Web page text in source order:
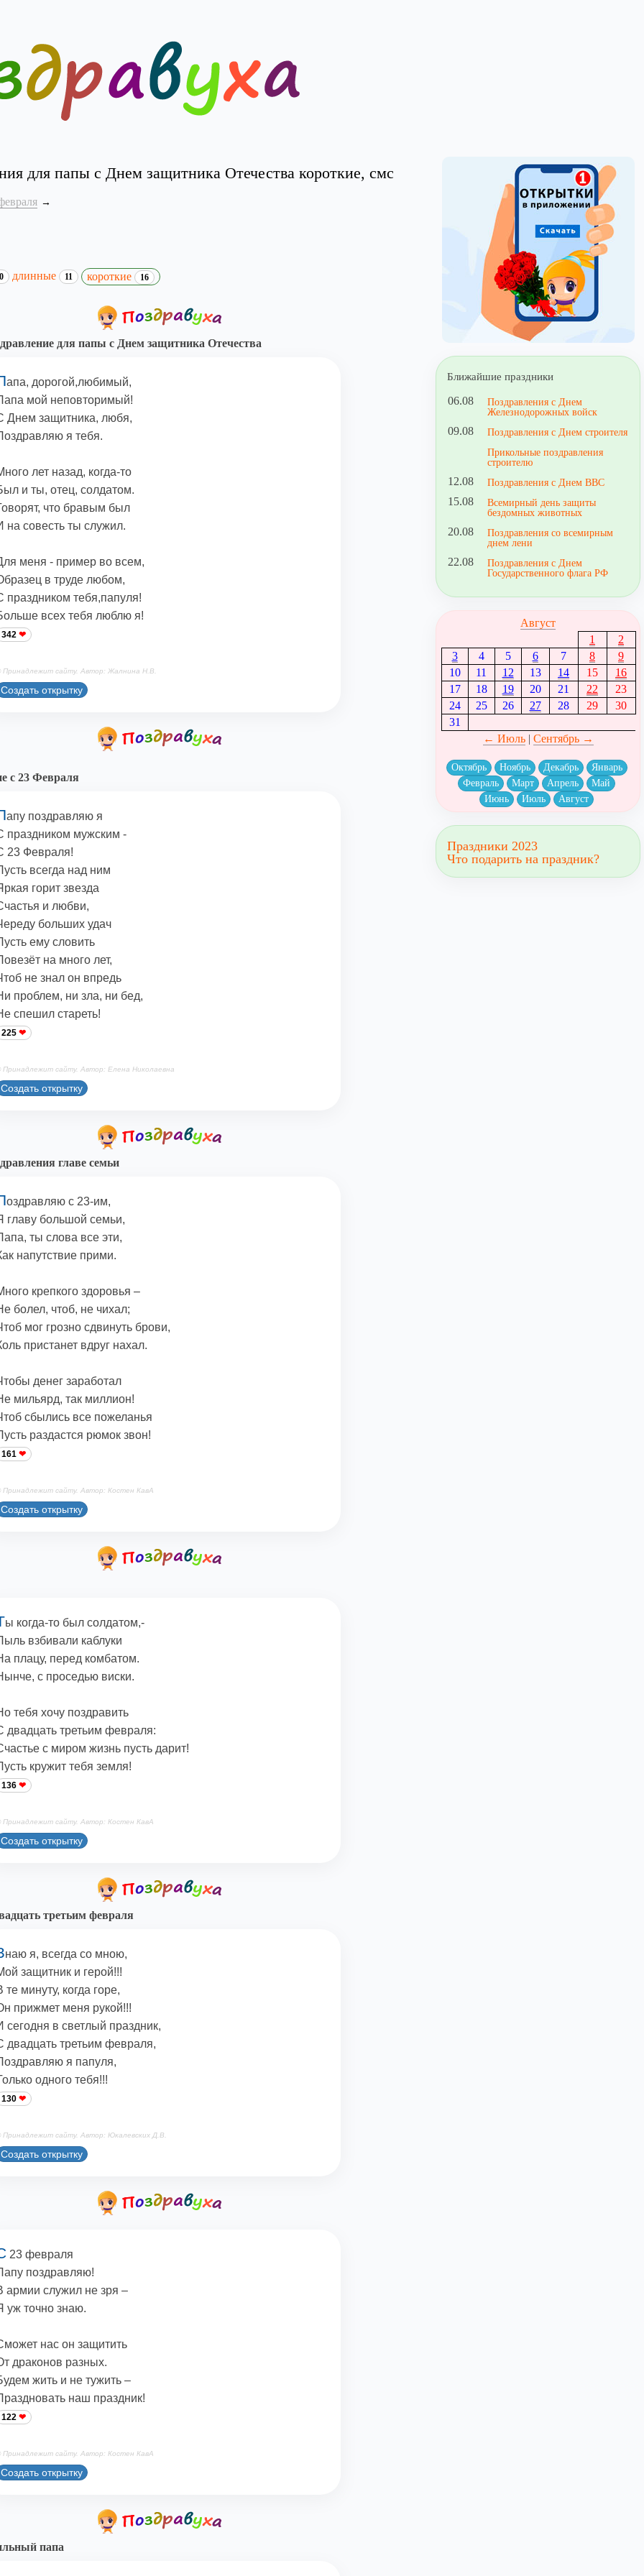
для папы с Днем защитника Отечества короткие, смс
длинные 11 короткие 16
для папы с Днем защитника Отечества
апа, дорогой,любимый,
мой неповторимый!
Днем защитника, любя,
я тебя.
лет назад, когда-то
и ты, отец, солдатом.
что бравым был
на совесть ты служил.
меня - пример во всем,
в труде любом,
праздником тебя,папуля!
всех тебя люблю я!
342
Принадлежит сайту. Автор: Жалнина Н.В.
Создать открытку
с 23 Февраля
апу поздравляю я
праздником мужским -
23 Февраля!
всегда над ним
горит звезда
и любви,
больших удач
ему словить
на много лет,
не знал он впредь
проблем, ни зла, ни бед,
спешил стареть!
225
Принадлежит сайту. Автор: Елена Николаевна
Создать открытку
главе семьи
оздравляю с 23-им,
главу большой семьи,
ты слова все эти,
напутствие прими.
крепкого здоровья –
болел, чтоб, не чихал;
мог грозно сдвинуть брови,
пристанет вдруг нахал.
денег заработал
мильярд, так миллион!
сбылись все пожеланья
раздастся рюмок звон!
161
Принадлежит сайту. Автор: Костен КавА
Создать открытку
ы когда-то был солдатом,-
взбивали каблуки
плацу, перед комбатом.
с проседью виски.
тебя хочу поздравить
двадцать третьим февраля:
с миром жизнь пусть дарит!
кружит тебя земля!
136
Принадлежит сайту. Автор: Костен КавА
Создать открытку
третьим февраля
наю я, всегда со мною,
защитник и герой!!!
те минуту, когда горе,
прижмет меня рукой!!!
сегодня в светлый праздник,
двадцать третьим февраля,
я папуля,
одного тебя!!!
130
Принадлежит сайту. Автор: Юкалевских Д.В.
Создать открытку
23 февраля
поздравляю!
армии служил не зря –
уж точно знаю.
нас он защитить
драконов разных.
жить и не тужить –
наш праздник!
122
Принадлежит сайту. Автор: Костен КавА
Создать открытку
папа
Ближайшие праздники
06.08
Поздравления с Днем
Железнодорожных войск
09.08
Поздравления с Днем строителя
Прикольные поздравления
строителю
12.08 Поздравления с Днем ВВС
15.08
Всемирный день защиты
бездомных животных
20.08
Поздравления со всемирным
днем лени
22.08
Поздравления с Днем
Государственного флага РФ
Август
1
2
3
4 5 6 7 8
9
10
11 12 13 14 15
16
17
18 19 20 21 22
23
24
25 26 27 28 29
30
31
← Июль| Сентябрь →
Октябрь Ноябрь Декабрь
Январь
Февраль
Март Апрель
Май
Июнь
Июль Август
Праздники 2023
Что подарить на праздник?